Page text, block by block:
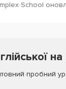
School
пробний